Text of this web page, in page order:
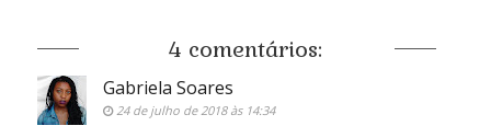
4 comentários:
Gabriela Soares
24 de julho de 2018 às 14:34